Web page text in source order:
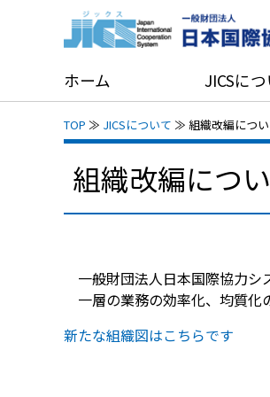
ホーム JICSに
TOP ≫ JICSについて ≫ 組織改編につ
組織改編につ
一般財団法人日本国際協力シ
一層の業務の効率化、均質化
新たな組織図はこちらです